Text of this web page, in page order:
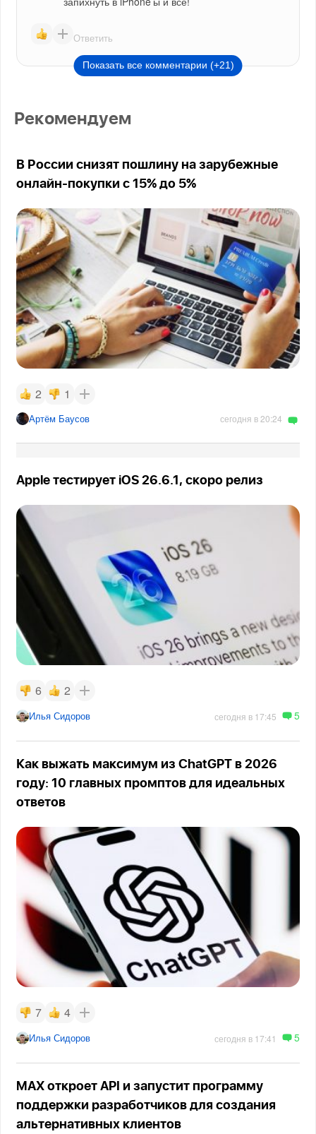
Ответить
Показать все комментарии (+21)
Рекомендуем
В России снизят пошлину на зарубежные
онлайн-покупки с 15% до 5%
2 1
Артём Баусов сегодня в 20:24
Apple тестирует iOS 26.6.1, скоро релиз
6 2
Илья Сидоров сегодня в 17:45 5
Как выжать максимум из ChatGPT в 2026
году: 10 главных промптов для идеальных
ответов
7 4
Илья Сидоров сегодня в 17:41 5
MAX откроет API и запустит программу
поддержки разработчиков для создания
альтернативных клиентов